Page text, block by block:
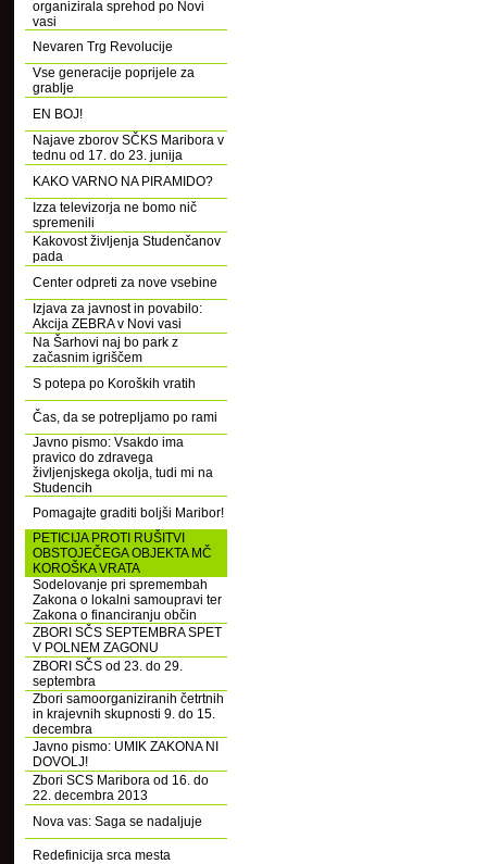
organizirala sprehod po Novi
vasi
Nevaren Trg Revolucije
Vse generacije poprijele za
grablje
EN BOJ!
Najave zborov SČKS Maribora v
tednu od 17. do 23. junija
KAKO VARNO NA PIRAMIDO?
Izza televizorja ne bomo nič
spremenili
Kakovost življenja Studenčanov
pada
Center odpreti za nove vsebine
Izjava za javnost in povabilo:
Akcija ZEBRA v Novi vasi
Na Šarhovi naj bo park z
začasnim igriščem
S potepa po Koroških vratih
Čas, da se potrepljamo po rami
Javno pismo: Vsakdo ima
pravico do zdravega
življenjskega okolja, tudi mi na
Studencih
Pomagajte graditi boljši Maribor!
PETICIJA PROTI RUŠITVI
OBSTOJEČEGA OBJEKTA MČ
KOROŠKA VRATA
Sodelovanje pri spremembah
Zakona o lokalni samoupravi ter
Zakona o financiranju občin
ZBORI SČS SEPTEMBRA SPET
V POLNEM ZAGONU
ZBORI SČS od 23. do 29.
septembra
Zbori samoorganiziranih četrtnih
in krajevnih skupnosti 9. do 15.
decembra
Javno pismo: UMIK ZAKONA NI
DOVOLJ!
Zbori SCS Maribora od 16. do
22. decembra 2013
Nova vas: Saga se nadaljuje
Redefinicija srca mesta